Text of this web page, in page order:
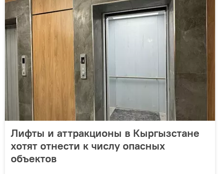
Лифты и аттракционы в Кыргызстане
хотят отнести к числу опасных
объектов